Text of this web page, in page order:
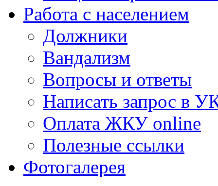
Работа с населением
Должники
Вандализм
Вопросы и ответы
Написать запрос в
Оплата ЖКУ online
Полезные ссылки
Фотогалерея